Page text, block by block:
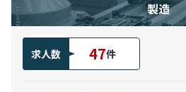
製造
求人数 47件